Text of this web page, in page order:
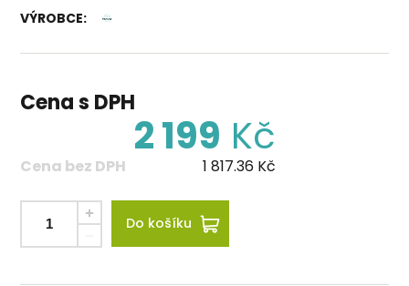
VÝROBCE:
Cena s DPH
2 199 Kč
Cena bez DPH 1 817.36 Kč
Do košíku